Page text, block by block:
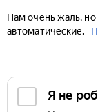
Нам очень жаль, но
автоматические.